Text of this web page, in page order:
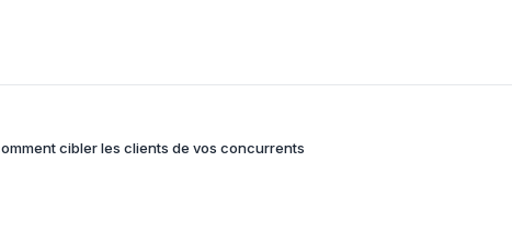
cibler les clients de vos concurrents